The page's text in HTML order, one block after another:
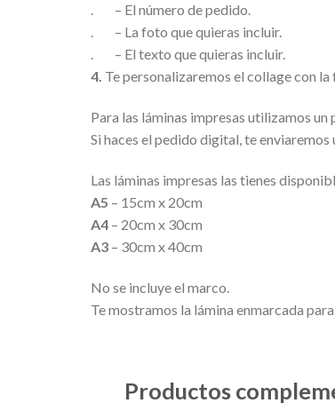
. – El número de pedido.
. – La foto que quieras incluir.
. – El texto que quieras incluir.
4. Te personalizaremos el collage con
Para las láminas impresas utilizamos
Si haces el pedido digital, te
Las láminas impresas las tienes
A5 – 15cm x 20cm
A4 – 20cm x 30cm
A3 – 30cm x 40cm
No se incluye el marco.
Te mostramos la lámina enmarcada
Productos